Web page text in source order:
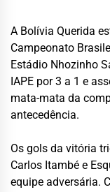
A Bolívia Querida
Campeonato
Estádio Nhozinho
IAPE por 3 a 1 e
mata-mata da
antecedência.
Os gols da vitória
Carlos Itambé e
equipe adversária.